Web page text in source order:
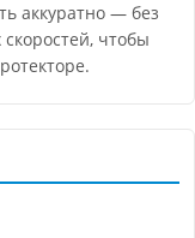
аккуратно — без
чтобы